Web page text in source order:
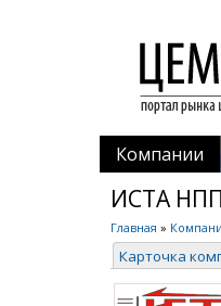
Компании
ИСТА
Главная »
Карточка